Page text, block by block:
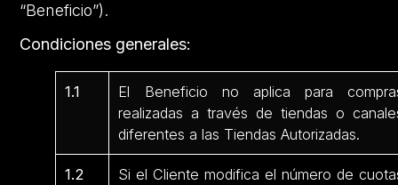
“Beneficio”).
Condiciones generales:
1.1
El Beneficio no aplica para
realizadas a través de tiendas o
diferentes a las Tiendas Autorizadas.
1.2
Si el Cliente modifica el número de